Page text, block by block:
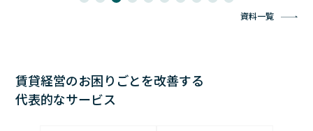
資料一覧
賃貸経営のお困りごとを改善する
代表的なサービス